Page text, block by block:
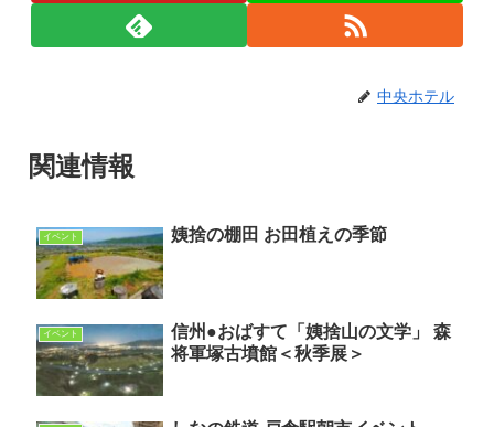
中央ホテル
関連情報
イベント 姨捨の棚田 お田植えの季節
イベント
信州●おばすて「姨捨山の文学」 森
将軍塚古墳館＜秋季展＞